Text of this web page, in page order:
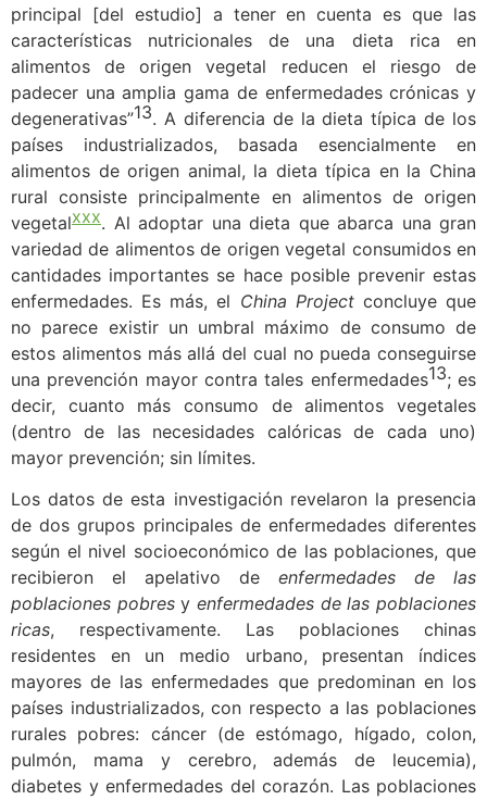
principal [del estudio] a tener en cuenta es que las
características nutricionales de una dieta rica en
alimentos de origen vegetal reducen el riesgo de
padecer una amplia gama de enfermedades crónicas y
degenerativas”13. A diferencia de la dieta típica de los
países industrializados, basada esencialmente en
alimentos de origen animal, la dieta típica en la China
rural consiste principalmente en alimentos de origen
vegetalxxx. Al adoptar una dieta que abarca una gran
variedad de alimentos de origen vegetal consumidos en
cantidades importantes se hace posible prevenir estas
enfermedades. Es más, el China Project concluye que
no parece existir un umbral máximo de consumo de
estos alimentos más allá del cual no pueda conseguirse
una prevención mayor contra tales enfermedades13; es
decir, cuanto más consumo de alimentos vegetales
(dentro de las necesidades calóricas de cada uno)
mayor prevención; sin límites.
Los datos de esta investigación revelaron la presencia
de dos grupos principales de enfermedades diferentes
según el nivel socioeconómico de las poblaciones, que
recibieron el apelativo de enfermedades de las
poblaciones pobresyenfermedades de las poblaciones
ricas, respectivamente. Las poblaciones chinas
residentes en un medio urbano, presentan índices
mayores de las enfermedades que predominan en los
países industrializados, con respecto a las poblaciones
rurales pobres: cáncer (de estómago, hígado, colon,
pulmón, mama y cerebro, además de leucemia),
diabetes y enfermedades del corazón. Las poblaciones